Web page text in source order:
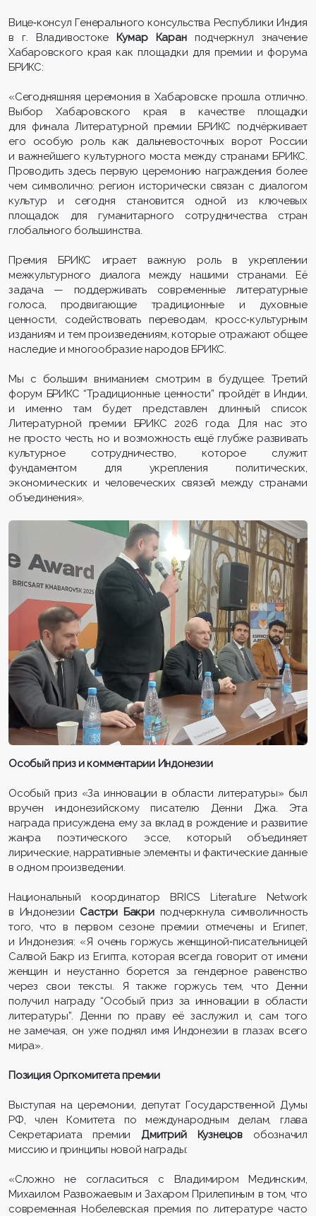
Вице‑консул Генерального консульства Республики Индия
в г. Владивостоке Кумар Каранподчеркнул значение
Хабаровского края как площадки для премии и форума
БРИКС:
«Сегодняшняя церемония в Хабаровске прошла отлично.
Выбор Хабаровского края в качестве площадки
для финала Литературной премии БРИКС подчёркивает
его особую роль как дальневосточных ворот России
и важнейшего культурного моста между странами БРИКС.
Проводить здесь первую церемонию награждения более
чем символично: регион исторически связан с диалогом
культур и сегодня становится одной из ключевых
площадок для гуманитарного сотрудничества стран
глобального большинства.
Премия БРИКС играет важную роль в укреплении
межкультурного диалога между нашими странами. Её
задача — поддерживать современные литературные
голоса, продвигающие традиционные и духовные
ценности, содействовать переводам, кросс‑культурным
изданиям и тем произведениям, которые отражают общее
наследие и многообразие народов БРИКС.
Мы с большим вниманием смотрим в будущее. Третий
форум БРИКС “Традиционные ценности” пройдёт в Индии,
и именно там будет представлен длинный список
Литературной премии БРИКС 2026 года. Для нас это
не просто честь, но и возможность ещё глубже развивать
культурное сотрудничество, которое служит
фундаментом для укрепления политических,
экономических и человеческих связей между странами
объединения».
Особый приз и комментарии Индонезии
Особый приз «За инновации в области литературы» был
вручен индонезийскому писателю Денни Джа. Эта
награда присуждена ему за вклад в рождение и развитие
жанра поэтического эссе, который объединяет
лирические, нарративные элементы и фактические данные
в одном произведении.
Национальный координатор BRICS Literature Network
в Индонезии Састри Бакриподчеркнула символичность
того, что в первом сезоне премии отмечены и Египет,
и Индонезия: «Я очень горжусь женщиной‑писательницей
Салвой Бакр из Египта, которая всегда говорит от имени
женщин и неустанно борется за гендерное равенство
через свои тексты. Я также горжусь тем, что Денни
получил награду “Особый приз за инновации в области
литературы”. Денни по праву её заслужил и, сам того
не замечая, он уже поднял имя Индонезии в глазах всего
мира».
Позиция Оргкомитета премии
Выступая на церемонии, депутат Государственной Думы
РФ, член Комитета по международным делам, глава
Секретариата премииДмитрий Кузнецовобозначил
миссию и принципы новой награды:
«Сложно не согласиться с Владимиром Мединским,
Михаилом Развожаевым и Захаром Прилепиным в том, что
современная Нобелевская премия по литературе часто